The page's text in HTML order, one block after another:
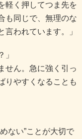
軽く押してつま先を
も同じで、無理のな
われています。」
」
せん。急に強く引っ
りやすくなることも
ない”ことが大切で